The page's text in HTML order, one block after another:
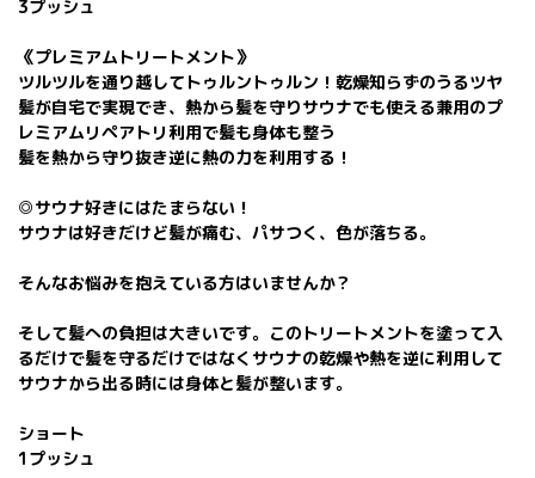
3プッシュ
《プレミアムトリートメント》
ツルツルを通り越してトゥルントゥルン！乾燥知らずのうるツヤ
髪が自宅で実現でき、熱から髪を守りサウナでも使える兼用のプ
レミアムリペアトリ利用で髪も身体も整う
髪を熱から守り抜き逆に熱の力を利用する！
◎サウナ好きにはたまらない！
サウナは好きだけど髪が痛む、パサつく、色が落ちる。
そんなお悩みを抱えている方はいませんか？
そして髪への負担は大きいです。このトリートメントを塗って入
るだけで髪を守るだけではなくサウナの乾燥や熱を逆に利用して
サウナから出る時には身体と髪が整います。
ショート
1プッシュ